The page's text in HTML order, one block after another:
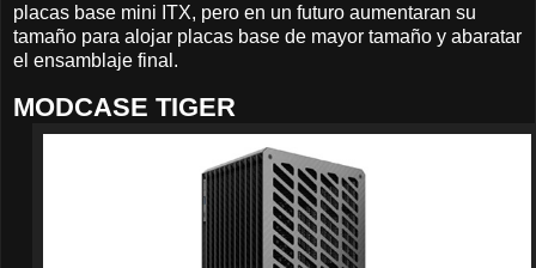
placas base mini ITX, pero en un futuro aumentaran su
tamaño para alojar placas base de mayor tamaño y abaratar
el ensamblaje final.
MODCASE TIGER